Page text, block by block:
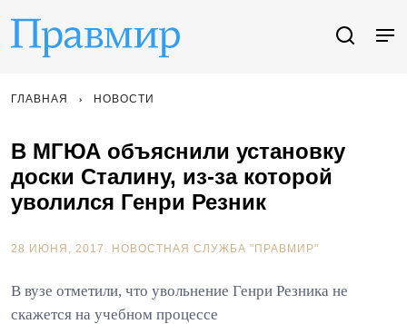
ГЛАВНАЯ НОВОСТИ
В МГЮА объяснили установку
доски Сталину, из-за которой
уволился Генри Резник
28 ИЮНЯ, 2017. НОВОСТНАЯ СЛУЖБА "ПРАВМИР"
В вузе отметили, что увольнение Генри Резника не
скажется на учебном процессе